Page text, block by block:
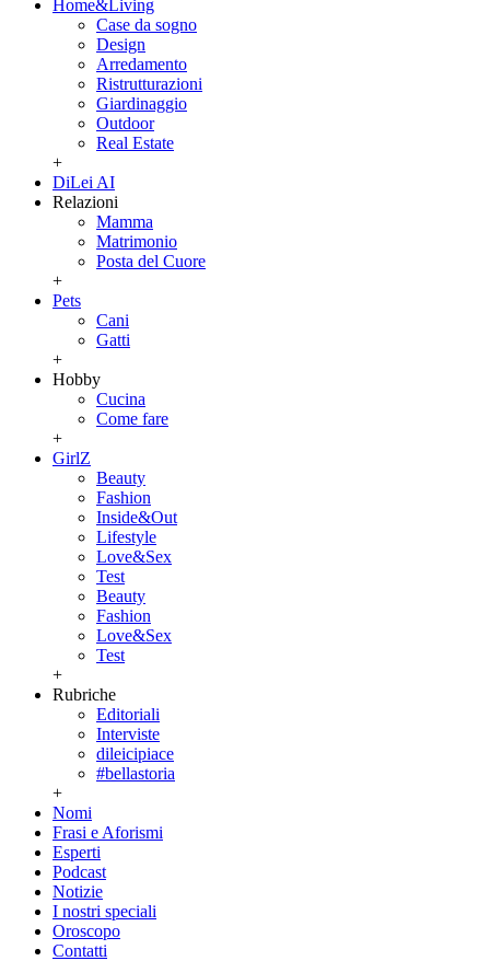
Home&Living
Case da sogno
Design
Arredamento
Ristrutturazioni
Giardinaggio
Outdoor
Real Estate
+
DiLei AI
Relazioni
Mamma
Matrimonio
Posta del Cuore
+
Pets
Cani
Gatti
+
Hobby
Cucina
Come fare
+
GirlZ
Beauty
Fashion
Inside&Out
Lifestyle
Love&Sex
Test
Beauty
Fashion
Love&Sex
Test
+
Rubriche
Editoriali
Interviste
dileicipiace
#bellastoria
+
Nomi
Frasi e Aforismi
Esperti
Podcast
Notizie
I nostri speciali
Oroscopo
Contatti